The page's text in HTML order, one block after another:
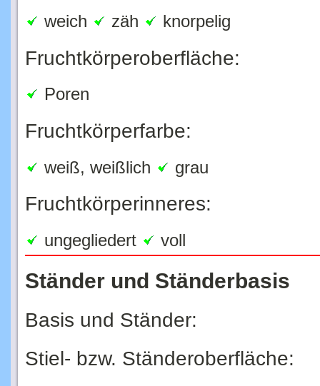
Fruchtkörperfarbe:
Fruchtkörperinneres:
Ständer und Ständerbasis
Basis und Ständer: